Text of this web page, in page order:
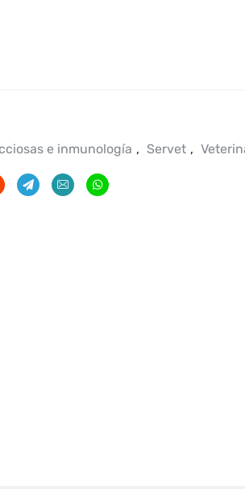
e inmunología , Servet ,